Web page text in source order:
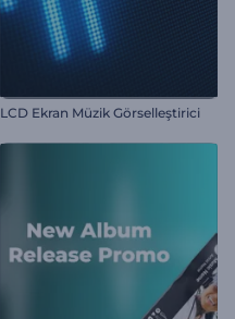
LCD Ekran Müzik Görselleştirici